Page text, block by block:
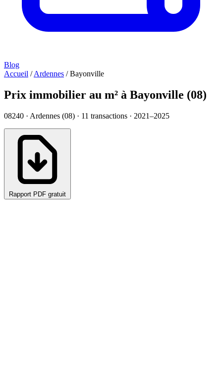
Blog
Accueil / Ardennes / Bayonville
Prix immobilier au m² à Bayonville (08)
08240 · Ardennes (08) · 11 transactions · 2021–2025
Rapport PDF gratuit